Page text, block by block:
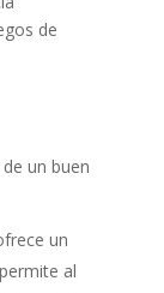
de
un buen
un
al